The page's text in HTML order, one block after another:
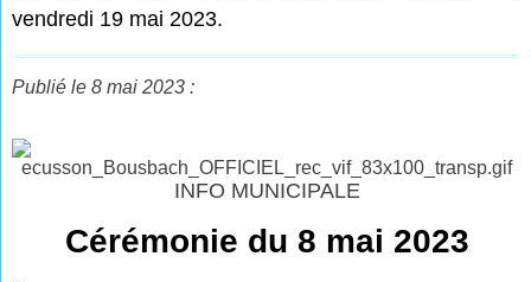
vendredi 19 mai 2023.
Publié le 8 mai 2023 :
INFO MUNICIPALE
Cérémonie du 8 mai 2023